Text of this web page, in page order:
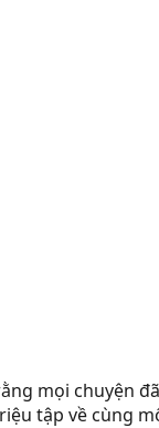
mọi chuyện
tập về cùng